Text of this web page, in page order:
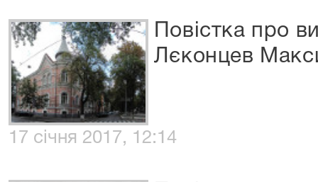
Повістка про
Лєконцев
17 січня 2017, 12:14